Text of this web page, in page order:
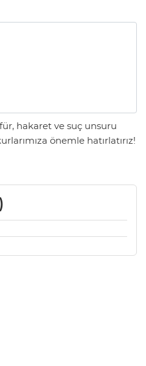
hakaret ve suç unsuru
önemle hatırlatırız!